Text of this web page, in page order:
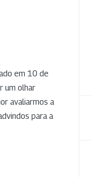
em 10 de
um olhar
avaliarmos a
para a